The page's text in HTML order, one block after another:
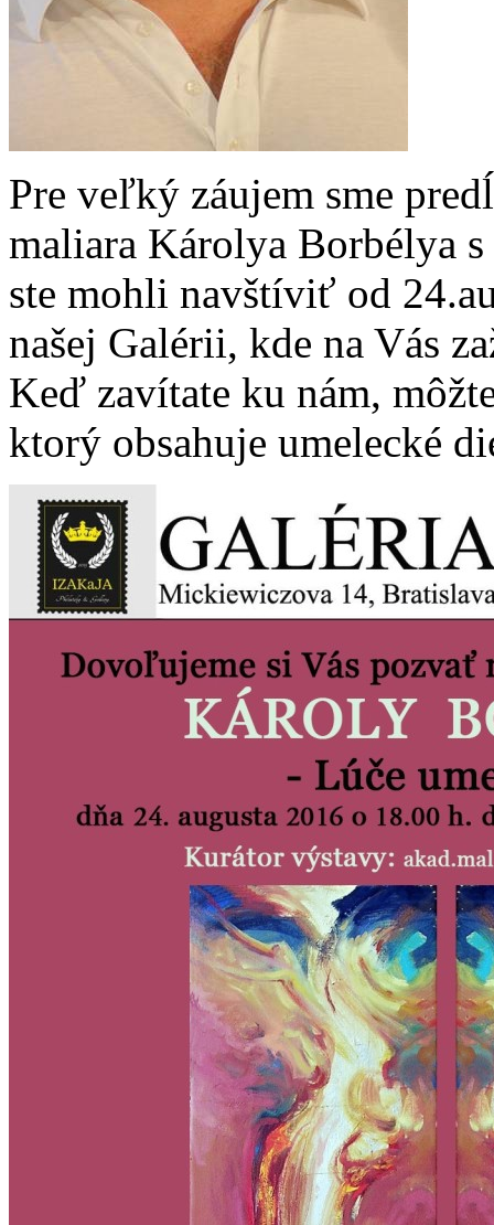
Pre veľký záujem sme
maliara Károlya Borbélya
ste mohli navštíviť od
našej Galérii, kde na Vás
Keď zavítate ku nám,
ktorý obsahuje umelecké